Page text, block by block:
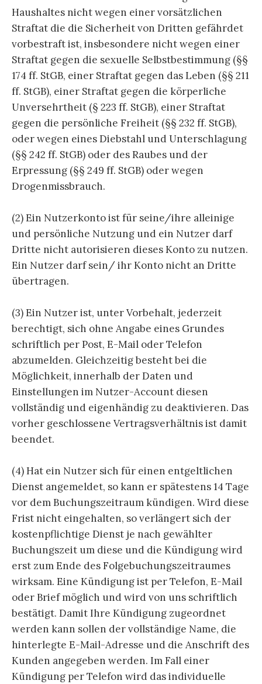
Haushaltes nicht wegen einer vorsätzlichen
Straftat die die Sicherheit von Dritten gefährdet
vorbestraft ist, insbesondere nicht wegen einer
Straftat gegen die sexuelle Selbstbestimmung (§§
174 ff. StGB, einer Straftat gegen das Leben (§§ 211
ff. StGB), einer Straftat gegen die körperliche
Unversehrtheit (§ 223 ff. StGB), einer Straftat
gegen die persönliche Freiheit (§§ 232 ff. StGB),
oder wegen eines Diebstahl und Unterschlagung
(§§ 242 ff. StGB) oder des Raubes und der
Erpressung (§§ 249 ff. StGB) oder wegen
Drogenmissbrauch.
(2) Ein Nutzerkonto ist für seine/ihre alleinige
und persönliche Nutzung und ein Nutzer darf
Dritte nicht autorisieren dieses Konto zu nutzen.
Ein Nutzer darf sein/ ihr Konto nicht an Dritte
übertragen.
(3) Ein Nutzer ist, unter Vorbehalt, jederzeit
berechtigt, sich ohne Angabe eines Grundes
schriftlich per Post, E-Mail oder Telefon
abzumelden. Gleichzeitig besteht bei die
Möglichkeit, innerhalb der Daten und
Einstellungen im Nutzer-Account diesen
vollständig und eigenhändig zu deaktivieren. Das
vorher geschlossene Vertragsverhältnis ist damit
beendet.
(4) Hat ein Nutzer sich für einen entgeltlichen
Dienst angemeldet, so kann er spätestens 14 Tage
vor dem Buchungszeitraum kündigen. Wird diese
Frist nicht eingehalten, so verlängert sich der
kostenpflichtige Dienst je nach gewählter
Buchungszeit um diese und die Kündigung wird
erst zum Ende des Folgebuchungszeitraumes
wirksam. Eine Kündigung ist per Telefon, E-Mail
oder Brief möglich und wird von uns schriftlich
bestätigt. Damit Ihre Kündigung zugeordnet
werden kann sollen der vollständige Name, die
hinterlegte E-Mail-Adresse und die Anschrift des
Kunden angegeben werden. Im Fall einer
Kündigung per Telefon wird das individuelle